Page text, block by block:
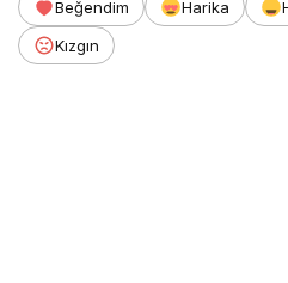
Beğendim Harika
Kızgın